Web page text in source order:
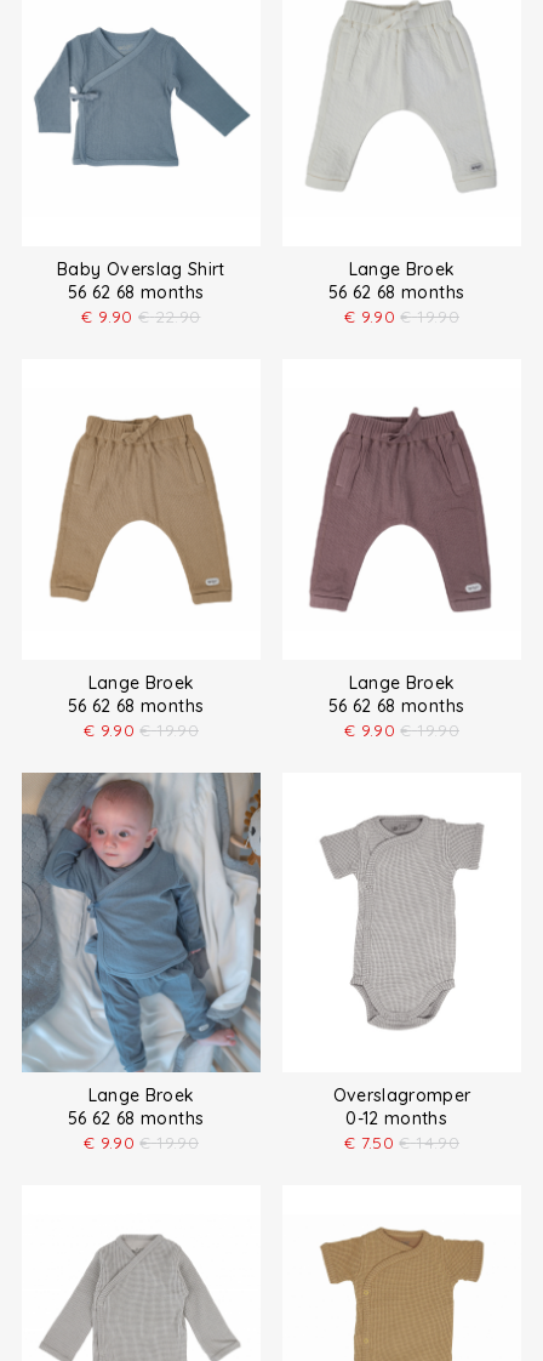
Baby Overslag Shirt
56 62 68 months
€ 9.90 € 22.90
Lange Broek
56 62 68 months
€ 9.90 € 19.90
Lange Broek
56 62 68 months
€ 9.90 € 19.90
Lange Broek
56 62 68 months
€ 9.90 € 19.90
Lange Broek
56 62 68 months
€ 9.90 € 19.90
Overslagromper
0-12 months
€ 7.50 € 14.90